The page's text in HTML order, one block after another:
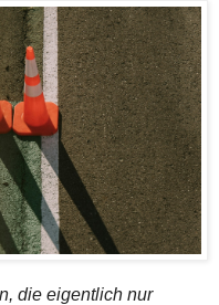
die eigentlich nur